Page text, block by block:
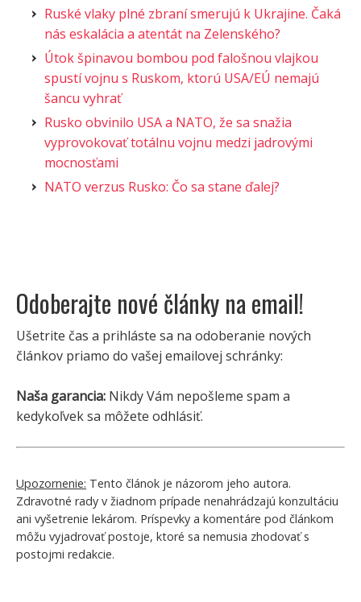
Ruské vlaky plné zbraní smerujú k Ukrajine. Čaká
nás eskalácia a atentát na Zelenského?
Útok špinavou bombou pod falošnou vlajkou
spustí vojnu s Ruskom, ktorú USA/EÚ nemajú
šancu vyhrať
Rusko obvinilo USA a NATO, že sa snažia
vyprovokovať totálnu vojnu medzi jadrovými
mocnosťami
NATO verzus Rusko: Čo sa stane ďalej?
Odoberajte nové články na email!
Ušetrite čas a prihláste sa na odoberanie nových
článkov priamo do vašej emailovej schránky:
Naša garancia: Nikdy Vám nepošleme spam a
kedykoľvek sa môžete odhlásiť.
Upozornenie: Tento článok je názorom jeho autora.
Zdravotné rady v žiadnom prípade nenahrádzajú konzultáciu
ani vyšetrenie lekárom. Príspevky a komentáre pod článkom
môžu vyjadrovať postoje, ktoré sa nemusia zhodovať s
postojmi redakcie.